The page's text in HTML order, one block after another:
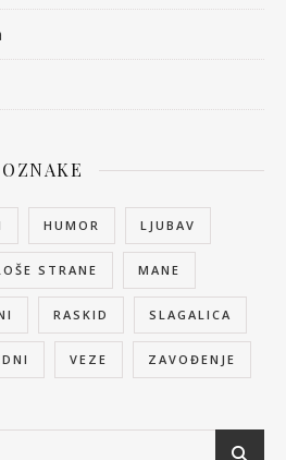
OZNAKE
HUMOR LJUBAV
STRANE MANE
RASKID SLAGALICA
VEZE ZAVOĐENJE